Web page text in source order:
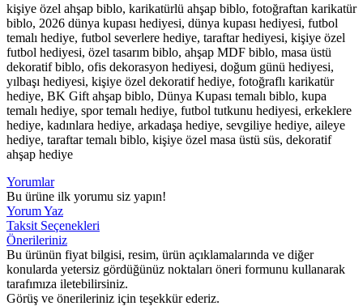
kişiye özel ahşap biblo, karikatürlü ahşap biblo, fotoğraftan karikatür
biblo, 2026 dünya kupası hediyesi, dünya kupası hediyesi, futbol
temalı hediye, futbol severlere hediye, taraftar hediyesi, kişiye özel
futbol hediyesi, özel tasarım biblo, ahşap MDF biblo, masa üstü
dekoratif biblo, ofis dekorasyon hediyesi, doğum günü hediyesi,
yılbaşı hediyesi, kişiye özel dekoratif hediye, fotoğraflı karikatür
hediye, BK Gift ahşap biblo, Dünya Kupası temalı biblo, kupa
temalı hediye, spor temalı hediye, futbol tutkunu hediyesi, erkeklere
hediye, kadınlara hediye, arkadaşa hediye, sevgiliye hediye, aileye
hediye, taraftar temalı biblo, kişiye özel masa üstü süs, dekoratif
ahşap hediye
Yorumlar
Bu ürüne ilk yorumu siz yapın!
Yorum Yaz
Taksit Seçenekleri
Önerileriniz
Bu ürünün fiyat bilgisi, resim, ürün açıklamalarında ve diğer
konularda yetersiz gördüğünüz noktaları öneri formunu kullanarak
tarafımıza iletebilirsiniz.
Görüş ve önerileriniz için teşekkür ederiz.